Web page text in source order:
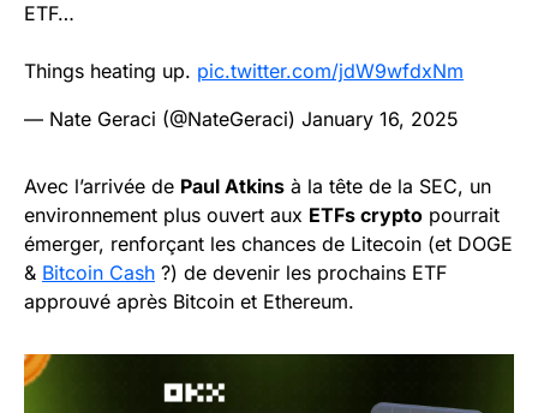
ETF…
Things heating up. pic.twitter.com/jdW9wfdxNm
— Nate Geraci (@NateGeraci) January 16, 2025
Avec l’arrivée de Paul Atkins à la tête de la SEC, un
environnement plus ouvert aux ETFs crypto pourrait
émerger, renforçant les chances de Litecoin (et DOGE
& Bitcoin Cash ?) de devenir les prochains ETF
approuvé après Bitcoin et Ethereum.